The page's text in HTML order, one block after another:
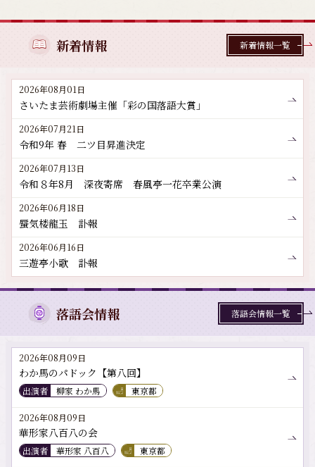
新着情報
2026年08月01日
さいたま芸術劇場主催「彩の国落語大賞」
2026年07月21日
令和9年 春 二ツ目昇進決定
2026年07月13日
令和８年8月 深夜寄席 春風亭一花卒業公演
2026年06月18日
蜃気楼龍玉 訃報
2026年06月16日
三遊亭小歌 訃報
新着情報一覧
落語会情報
2026年08月09日
わか馬のパドック【第八回】
出演者 柳家 わか馬 東京都
2026年08月09日
華形家八百八の会
出演者 華形家 八百八 東京都
落語会情報一覧